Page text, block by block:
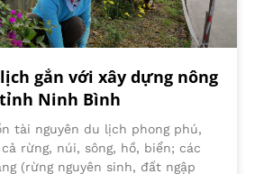
gắn với xây dựng nông
Ninh Bình
tài nguyên du lịch phong phú,
rừng, núi, sông, hồ, biển; các
(rừng nguyên sinh, đất ngập